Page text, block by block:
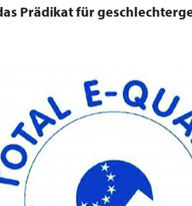
Prädikat für